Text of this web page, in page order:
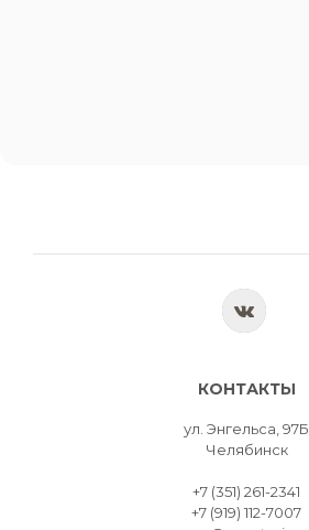
КОНТАКТЫ
ул. Энгельса, 97Б
Челябинск
+7 (351) 261-2341
+7 (919) 112-7007